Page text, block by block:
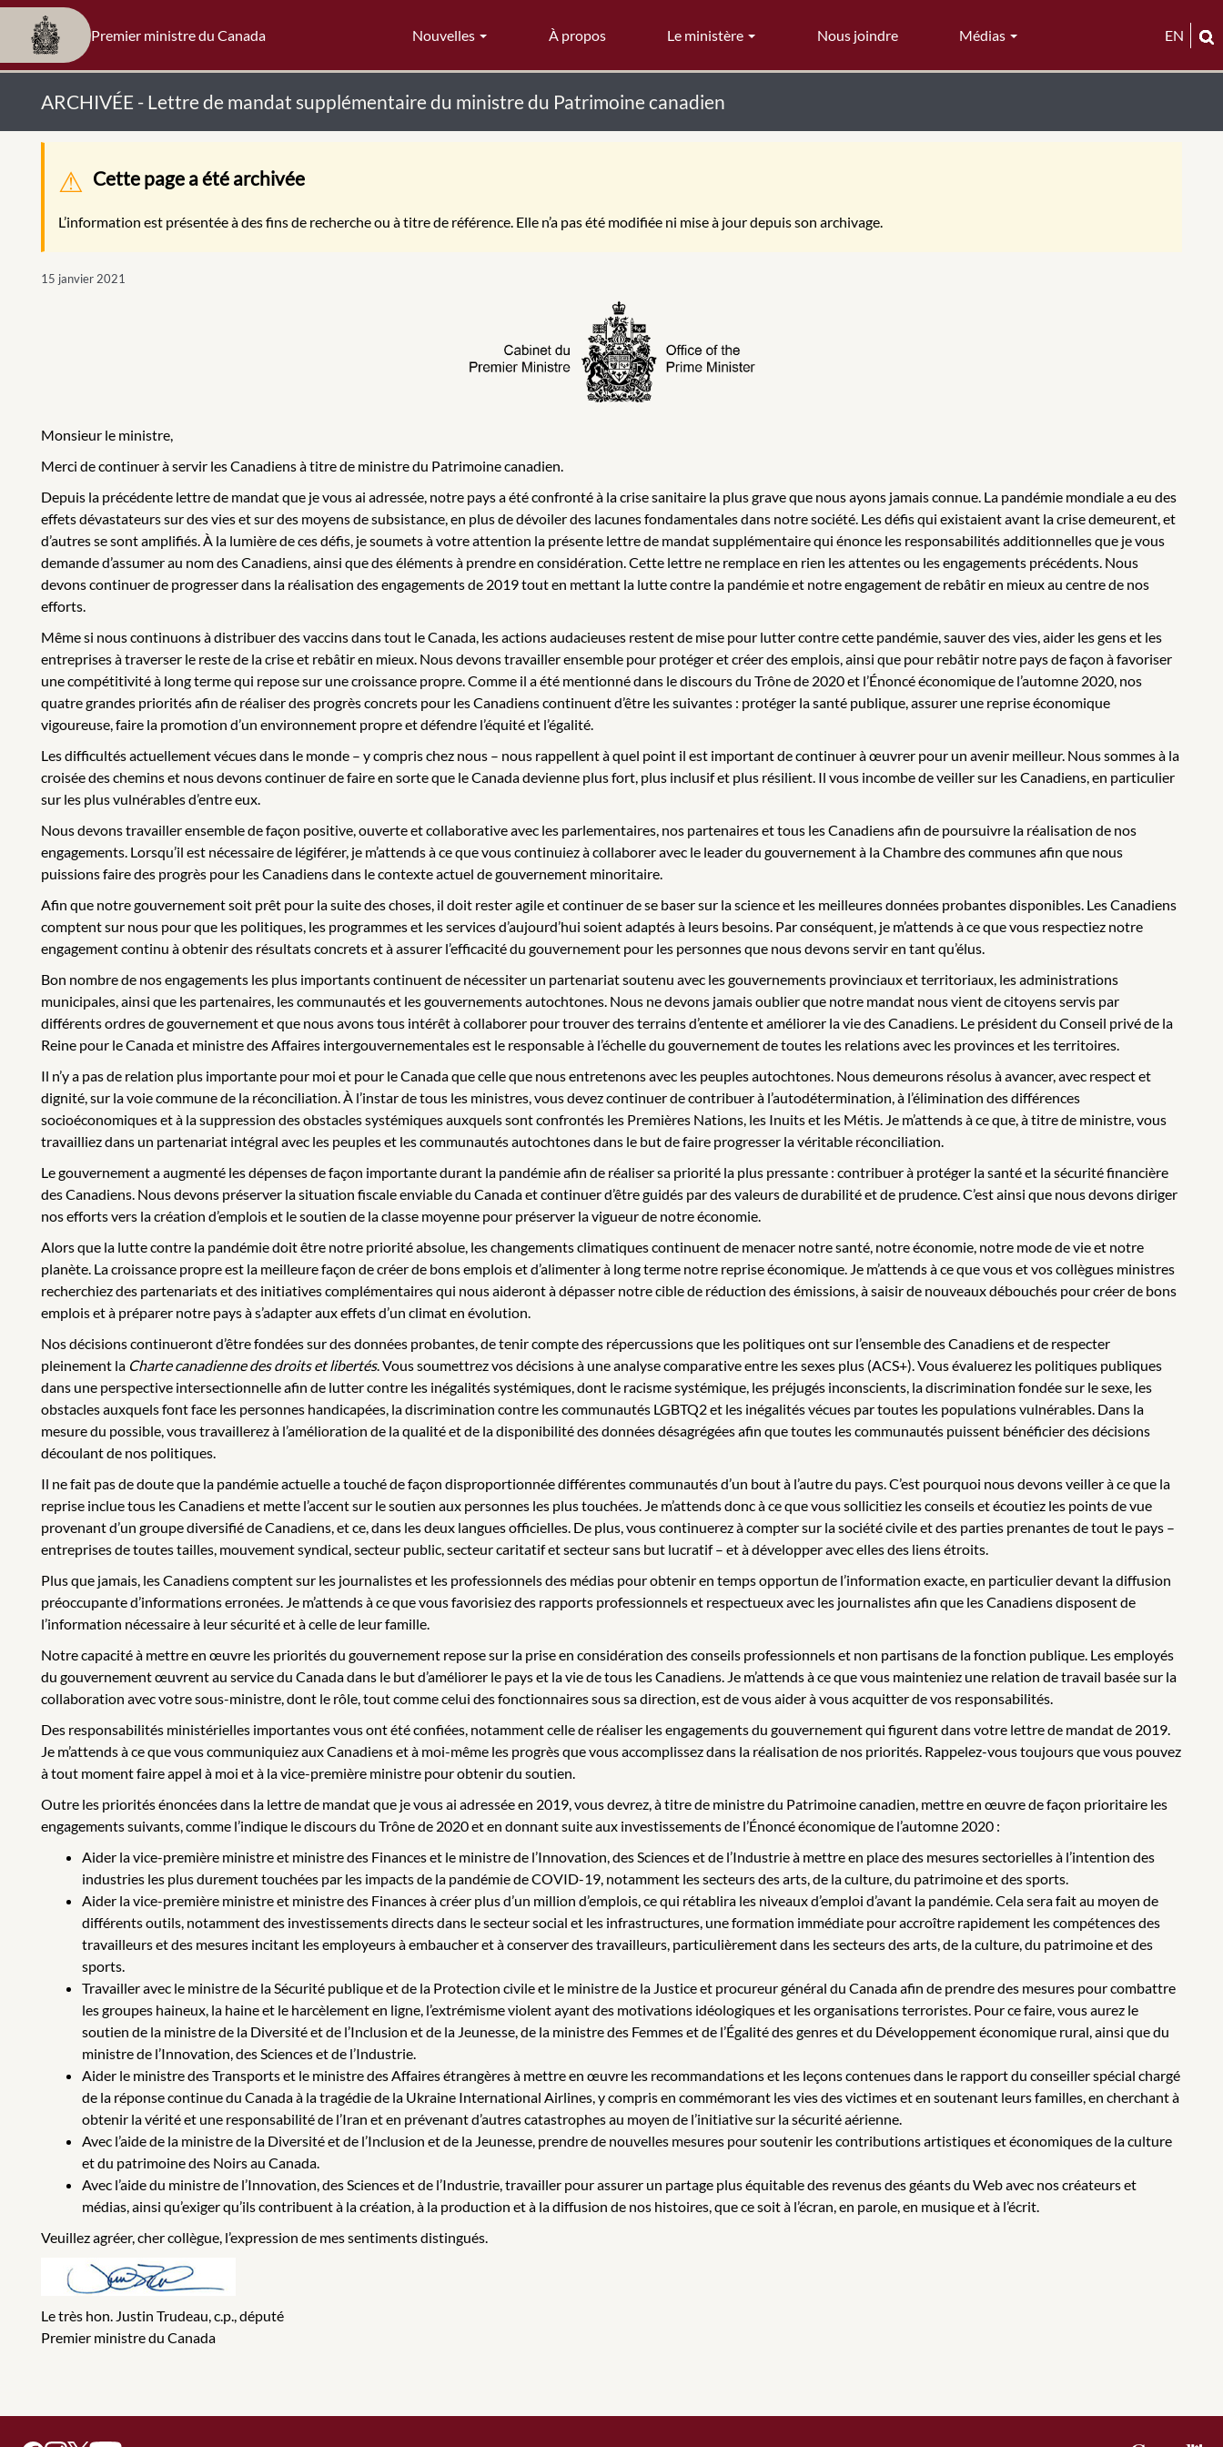
Premier ministre du Canada Nouvelles À propos Le ministère Nous joindre Médias EN
ARCHIVÉE - Lettre de mandat supplémentaire du ministre du Patrimoine canadien
Message d'avertissement
Cette page a été archivée
L’information est présentée à des fins de recherche ou à titre de référence. Elle n’a pas été modifiée ni mise à jour depuis son archivage.
15 janvier 2021
Monsieur le ministre,
Merci de continuer à servir les Canadiens à titre de ministre du Patrimoine canadien.
Depuis la précédente lettre de mandat que je vous ai adressée, notre pays a été confronté à la crise sanitaire la plus grave que nous ayons jamais connue. La pandémie mondiale a eu des
effets dévastateurs sur des vies et sur des moyens de subsistance, en plus de dévoiler des lacunes fondamentales dans notre société. Les défis qui existaient avant la crise demeurent, et
d’autres se sont amplifiés. À la lumière de ces défis, je soumets à votre attention la présente lettre de mandat supplémentaire qui énonce les responsabilités additionnelles que je vous
demande d’assumer au nom des Canadiens, ainsi que des éléments à prendre en considération. Cette lettre ne remplace en rien les attentes ou les engagements précédents. Nous
devons continuer de progresser dans la réalisation des engagements de 2019 tout en mettant la lutte contre la pandémie et notre engagement de rebâtir en mieux au centre de nos
efforts.
Même si nous continuons à distribuer des vaccins dans tout le Canada, les actions audacieuses restent de mise pour lutter contre cette pandémie, sauver des vies, aider les gens et les
entreprises à traverser le reste de la crise et rebâtir en mieux. Nous devons travailler ensemble pour protéger et créer des emplois, ainsi que pour rebâtir notre pays de façon à favoriser
une compétitivité à long terme qui repose sur une croissance propre. Comme il a été mentionné dans le discours du Trône de 2020 et l’Énoncé économique de l’automne 2020, nos
quatre grandes priorités afin de réaliser des progrès concrets pour les Canadiens continuent d’être les suivantes : protéger la santé publique, assurer une reprise économique
vigoureuse, faire la promotion d’un environnement propre et défendre l’équité et l’égalité.
Les difficultés actuellement vécues dans le monde – y compris chez nous – nous rappellent à quel point il est important de continuer à œuvrer pour un avenir meilleur. Nous sommes à la
croisée des chemins et nous devons continuer de faire en sorte que le Canada devienne plus fort, plus inclusif et plus résilient. Il vous incombe de veiller sur les Canadiens, en particulier
sur les plus vulnérables d’entre eux.
Nous devons travailler ensemble de façon positive, ouverte et collaborative avec les parlementaires, nos partenaires et tous les Canadiens afin de poursuivre la réalisation de nos
engagements. Lorsqu’il est nécessaire de légiférer, je m’attends à ce que vous continuiez à collaborer avec le leader du gouvernement à la Chambre des communes afin que nous
puissions faire des progrès pour les Canadiens dans le contexte actuel de gouvernement minoritaire.
Afin que notre gouvernement soit prêt pour la suite des choses, il doit rester agile et continuer de se baser sur la science et les meilleures données probantes disponibles. Les Canadiens
comptent sur nous pour que les politiques, les programmes et les services d’aujourd’hui soient adaptés à leurs besoins. Par conséquent, je m’attends à ce que vous respectiez notre
engagement continu à obtenir des résultats concrets et à assurer l’efficacité du gouvernement pour les personnes que nous devons servir en tant qu’élus.
Bon nombre de nos engagements les plus importants continuent de nécessiter un partenariat soutenu avec les gouvernements provinciaux et territoriaux, les administrations
municipales, ainsi que les partenaires, les communautés et les gouvernements autochtones. Nous ne devons jamais oublier que notre mandat nous vient de citoyens servis par
différents ordres de gouvernement et que nous avons tous intérêt à collaborer pour trouver des terrains d’entente et améliorer la vie des Canadiens. Le président du Conseil privé de la
Reine pour le Canada et ministre des Affaires intergouvernementales est le responsable à l’échelle du gouvernement de toutes les relations avec les provinces et les territoires.
Il n’y a pas de relation plus importante pour moi et pour le Canada que celle que nous entretenons avec les peuples autochtones. Nous demeurons résolus à avancer, avec respect et
dignité, sur la voie commune de la réconciliation. À l’instar de tous les ministres, vous devez continuer de contribuer à l’autodétermination, à l’élimination des différences
socioéconomiques et à la suppression des obstacles systémiques auxquels sont confrontés les Premières Nations, les Inuits et les Métis. Je m’attends à ce que, à titre de ministre, vous
travailliez dans un partenariat intégral avec les peuples et les communautés autochtones dans le but de faire progresser la véritable réconciliation.
Le gouvernement a augmenté les dépenses de façon importante durant la pandémie afin de réaliser sa priorité la plus pressante : contribuer à protéger la santé et la sécurité financière
des Canadiens. Nous devons préserver la situation fiscale enviable du Canada et continuer d’être guidés par des valeurs de durabilité et de prudence. C’est ainsi que nous devons diriger
nos efforts vers la création d’emplois et le soutien de la classe moyenne pour préserver la vigueur de notre économie.
Alors que la lutte contre la pandémie doit être notre priorité absolue, les changements climatiques continuent de menacer notre santé, notre économie, notre mode de vie et notre
planète. La croissance propre est la meilleure façon de créer de bons emplois et d’alimenter à long terme notre reprise économique. Je m’attends à ce que vous et vos collègues ministres
recherchiez des partenariats et des initiatives complémentaires qui nous aideront à dépasser notre cible de réduction des émissions, à saisir de nouveaux débouchés pour créer de bons
emplois et à préparer notre pays à s’adapter aux effets d’un climat en évolution.
Nos décisions continueront d’être fondées sur des données probantes, de tenir compte des répercussions que les politiques ont sur l’ensemble des Canadiens et de respecter
pleinement la Charte canadienne des droits et libertés. Vous soumettrez vos décisions à une analyse comparative entre les sexes plus (ACS+). Vous évaluerez les politiques publiques
dans une perspective intersectionnelle afin de lutter contre les inégalités systémiques, dont le racisme systémique, les préjugés inconscients, la discrimination fondée sur le sexe, les
obstacles auxquels font face les personnes handicapées, la discrimination contre les communautés LGBTQ2 et les inégalités vécues par toutes les populations vulnérables. Dans la
mesure du possible, vous travaillerez à l’amélioration de la qualité et de la disponibilité des données désagrégées afin que toutes les communautés puissent bénéficier des décisions
découlant de nos politiques.
Il ne fait pas de doute que la pandémie actuelle a touché de façon disproportionnée différentes communautés d’un bout à l’autre du pays. C’est pourquoi nous devons veiller à ce que la
reprise inclue tous les Canadiens et mette l’accent sur le soutien aux personnes les plus touchées. Je m’attends donc à ce que vous sollicitiez les conseils et écoutiez les points de vue
provenant d’un groupe diversifié de Canadiens, et ce, dans les deux langues officielles. De plus, vous continuerez à compter sur la société civile et des parties prenantes de tout le pays –
entreprises de toutes tailles, mouvement syndical, secteur public, secteur caritatif et secteur sans but lucratif – et à développer avec elles des liens étroits.
Plus que jamais, les Canadiens comptent sur les journalistes et les professionnels des médias pour obtenir en temps opportun de l’information exacte, en particulier devant la diffusion
préoccupante d’informations erronées. Je m’attends à ce que vous favorisiez des rapports professionnels et respectueux avec les journalistes afin que les Canadiens disposent de
l’information nécessaire à leur sécurité et à celle de leur famille.
Notre capacité à mettre en œuvre les priorités du gouvernement repose sur la prise en considération des conseils professionnels et non partisans de la fonction publique. Les employés
du gouvernement œuvrent au service du Canada dans le but d’améliorer le pays et la vie de tous les Canadiens. Je m’attends à ce que vous mainteniez une relation de travail basée sur la
collaboration avec votre sous-ministre, dont le rôle, tout comme celui des fonctionnaires sous sa direction, est de vous aider à vous acquitter de vos responsabilités.
Des responsabilités ministérielles importantes vous ont été confiées, notamment celle de réaliser les engagements du gouvernement qui figurent dans votre lettre de mandat de 2019.
Je m’attends à ce que vous communiquiez aux Canadiens et à moi-même les progrès que vous accomplissez dans la réalisation de nos priorités. Rappelez-vous toujours que vous pouvez
à tout moment faire appel à moi et à la vice-première ministre pour obtenir du soutien.
Outre les priorités énoncées dans la lettre de mandat que je vous ai adressée en 2019, vous devrez, à titre de ministre du Patrimoine canadien, mettre en œuvre de façon prioritaire les
engagements suivants, comme l’indique le discours du Trône de 2020 et en donnant suite aux investissements de l’Énoncé économique de l’automne 2020 :
Aider la vice-première ministre et ministre des Finances et le ministre de l’Innovation, des Sciences et de l’Industrie à mettre en place des mesures sectorielles à l’intention des
industries les plus durement touchées par les impacts de la pandémie de COVID-19, notamment les secteurs des arts, de la culture, du patrimoine et des sports.
Aider la vice-première ministre et ministre des Finances à créer plus d’un million d’emplois, ce qui rétablira les niveaux d’emploi d’avant la pandémie. Cela sera fait au moyen de
différents outils, notamment des investissements directs dans le secteur social et les infrastructures, une formation immédiate pour accroître rapidement les compétences des
travailleurs et des mesures incitant les employeurs à embaucher et à conserver des travailleurs, particulièrement dans les secteurs des arts, de la culture, du patrimoine et des
sports.
Travailler avec le ministre de la Sécurité publique et de la Protection civile et le ministre de la Justice et procureur général du Canada afin de prendre des mesures pour combattre
les groupes haineux, la haine et le harcèlement en ligne, l’extrémisme violent ayant des motivations idéologiques et les organisations terroristes. Pour ce faire, vous aurez le
soutien de la ministre de la Diversité et de l’Inclusion et de la Jeunesse, de la ministre des Femmes et de l’Égalité des genres et du Développement économique rural, ainsi que du
ministre de l’Innovation, des Sciences et de l’Industrie.
Aider le ministre des Transports et le ministre des Affaires étrangères à mettre en œuvre les recommandations et les leçons contenues dans le rapport du conseiller spécial chargé
de la réponse continue du Canada à la tragédie de la Ukraine International Airlines, y compris en commémorant les vies des victimes et en soutenant leurs familles, en cherchant à
obtenir la vérité et une responsabilité de l’Iran et en prévenant d’autres catastrophes au moyen de l’initiative sur la sécurité aérienne.
Avec l’aide de la ministre de la Diversité et de l’Inclusion et de la Jeunesse, prendre de nouvelles mesures pour soutenir les contributions artistiques et économiques de la culture
et du patrimoine des Noirs au Canada.
Avec l’aide du ministre de l’Innovation, des Sciences et de l’Industrie, travailler pour assurer un partage plus équitable des revenus des géants du Web avec nos créateurs et
médias, ainsi qu’exiger qu’ils contribuent à la création, à la production et à la diffusion de nos histoires, que ce soit à l’écran, en parole, en musique et à l’écrit.
Veuillez agréer, cher collègue, l’expression de mes sentiments distingués.
Le très hon. Justin Trudeau, c.p., député
Premier ministre du Canada